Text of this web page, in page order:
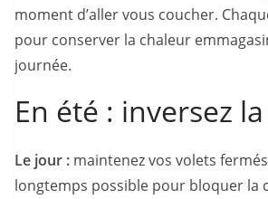
moment d’aller vous coucher.
pour conserver la chaleur
journée.
En été : inversez
Le jour : maintenez vos volets
longtemps possible pour bloquer la